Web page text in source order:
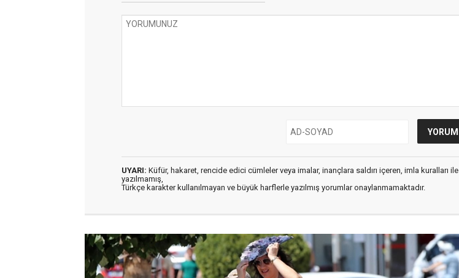
UYARI: Küfür, hakaret, rencide edici cümleler veya imalar, inançlara saldırı içeren, imla kuralları ile
yazılmamış,
Türkçe karakter kullanılmayan ve büyük harflerle yazılmış yorumlar onaylanmamaktadır.